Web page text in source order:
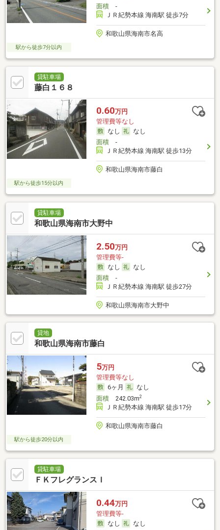
面積-
ＪＲ紀勢本線 海南駅 徒歩7分
和歌山県海南市名高
駅から徒歩7分以内
貸駐車場
藤白１６８
0.60万円
管理費等なし
なし
なし
面積-
ＪＲ紀勢本線 海南駅 徒歩13分
和歌山県海南市藤白
駅から徒歩15分以内
貸駐車場
和歌山県海南市大野中
2.50万円
管理費等-
なし
なし
面積-
ＪＲ紀勢本線 海南駅 徒歩27分
和歌山県海南市大野中
貸地
和歌山県海南市藤白
5万円
管理費等なし
6ヶ月
なし
面積242.03m2
ＪＲ紀勢本線 海南駅 徒歩17分
和歌山県海南市藤白
駅から徒歩20分以内
貸駐車場
ＦＫフレグランスＩ
0.44万円
管理費等-
なし
なし